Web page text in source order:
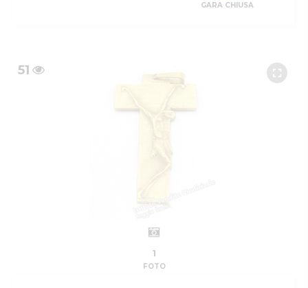
GARA CHIUSA
51
1
FOTO